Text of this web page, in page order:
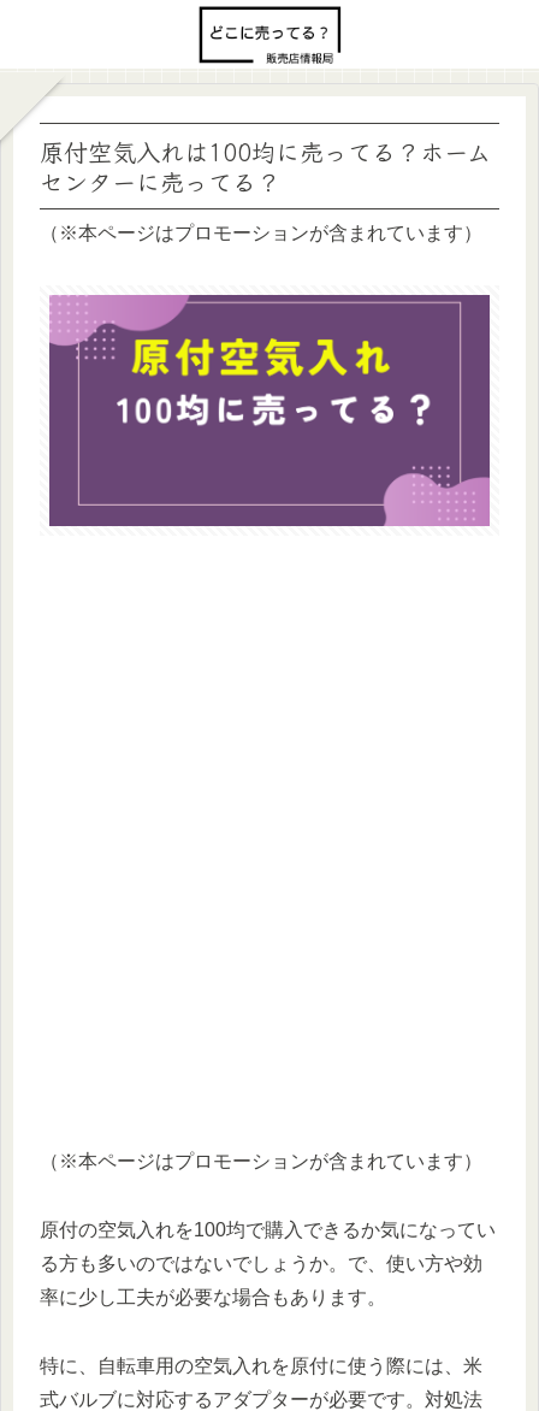
原付空気入れは100均に売ってる？ホーム
センターに売ってる？
（※本ページはプロモーションが含まれています）
（※本ページはプロモーションが含まれています）
原付の空気入れを100均で購入できるか気になってい
る方も多いのではないでしょうか。で、使い方や効
率に少し工夫が必要な場合もあります。
特に、自転車用の空気入れを原付に使う際には、米
式バルブに対応するアダプターが必要です。対処法